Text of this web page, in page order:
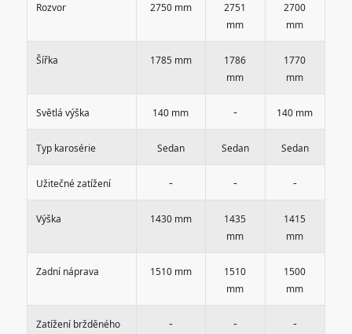
Rozvor 2750 mm
2751
mm
2700
mm
Šířka 1785 mm
1786
mm
1770
mm
Světlá výška 140 mm - 140 mm
Typ karosérie Sedan Sedan Sedan
Užitečné zatížení - - -
Výška 1430 mm
1435
mm
1415
mm
Zadní náprava 1510 mm
1510
mm
1500
mm
Zatížení bržděného
- - -